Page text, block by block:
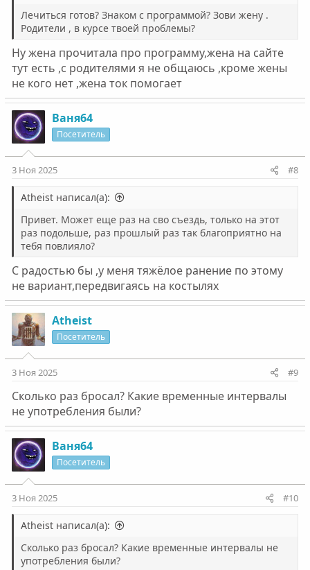
Лечиться готов? Знаком с программой? Зови жену .
Родители , в курсе твоей проблемы?
Ну жена прочитала про программу,жена на сайте
тут есть ,с родителями я не общаюсь ,кроме жены
не кого нет ,жена ток помогает
Ваня64
Посетитель
3 Ноя 2025 #8
Atheist написал(а):
Привет. Может еще раз на сво съездь, только на этот
раз подольше, раз прошлый раз так благоприятно на
тебя повлияло?
С радостью бы ,у меня тяжёлое ранение по этому
не вариант,передвигаясь на костылях
Atheist
Посетитель
3 Ноя 2025 #9
Сколько раз бросал? Какие временные интервалы
не употребления были?
Ваня64
Посетитель
3 Ноя 2025 #10
Atheist написал(а):
Сколько раз бросал? Какие временные интервалы не
употребления были?